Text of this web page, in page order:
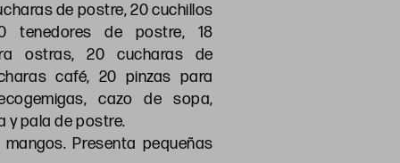
de postre, 20 cuchillos
tenedores de postre, 18
ostras, 20 cucharas de
café, 20 pinzas para
cazo de sopa,
y pala de postre.
Presenta pequeñas